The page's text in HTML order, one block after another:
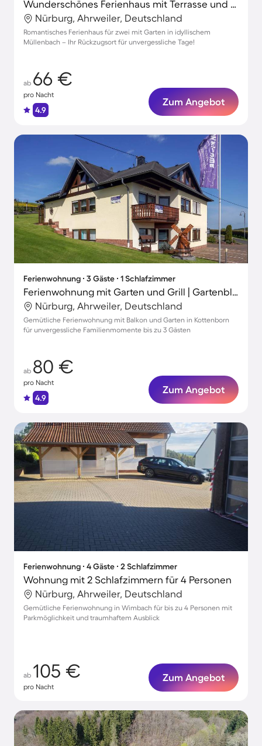
Wunderschönes Ferienhaus mit Terrasse und Garten
Nürburg, Ahrweiler, Deutschland
Romantisches Ferienhaus für zwei mit Garten in idyllischem
Müllenbach – Ihr Rückzugsort für unvergessliche Tage!
ab 66 €
pro Nacht
4.9
Zum Angebot
Ferienwohnung ∙ 3 Gäste ∙ 1 Schlafzimmer
Ferienwohnung mit Garten und Grill | Gartenblick
Nürburg, Ahrweiler, Deutschland
Gemütliche Ferienwohnung mit Balkon und Garten in Kottenborn
für unvergessliche Familienmomente bis zu 3 Gästen
ab 80 €
pro Nacht
4.9
Zum Angebot
Ferienwohnung ∙ 4 Gäste ∙ 2 Schlafzimmer
Wohnung mit 2 Schlafzimmern für 4 Personen
Nürburg, Ahrweiler, Deutschland
Gemütliche Ferienwohnung in Wimbach für bis zu 4 Personen mit
Parkmöglichkeit und traumhaftem Ausblick
ab 105 €
pro Nacht
Zum Angebot